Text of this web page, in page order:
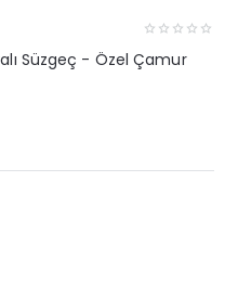
Süzgeç - Özel Çamur